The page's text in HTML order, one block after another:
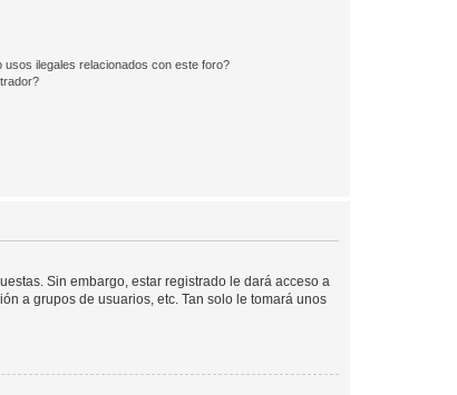
ilegales relacionados con este foro?
Sin embargo, estar registrado le dará acceso a
a grupos de usuarios, etc. Tan solo le tomará unos